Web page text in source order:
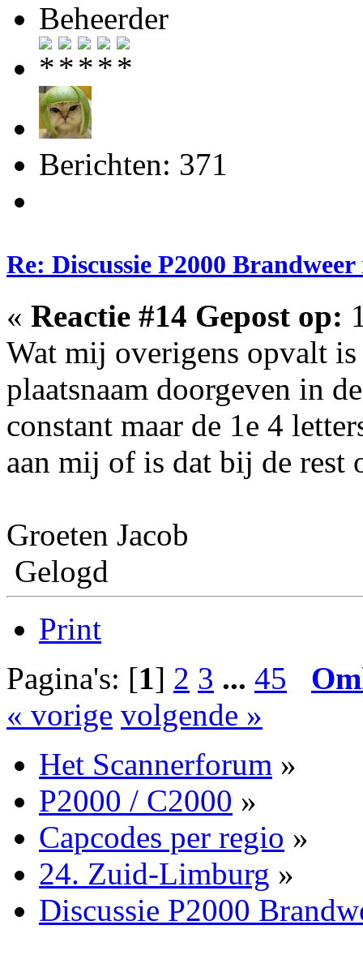
Beheerder
Berichten: 371
Re: Discussie P2000
« Reactie #14 Gepost op:
Wat mij overigens opvalt
plaatsnaam doorgeven in
constant maar de 1e 4
aan mij of is dat bij de rest
Groeten Jacob
Gelogd
Print
Pagina's: [1] 2 3 ... 45
« vorige volgende »
Het Scannerforum »
P2000 / C2000 »
Capcodes per regio »
24. Zuid-Limburg »
Discussie P2000